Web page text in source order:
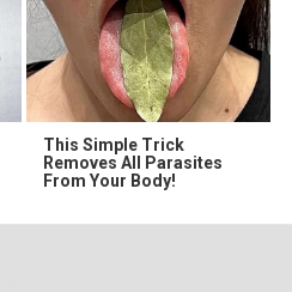
This Simple Trick
Removes All Parasites
From Your Body!